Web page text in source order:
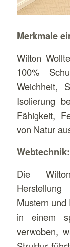
Merkmale
Wilton
100%
Weichheit,
Isolierung
Fähigkeit,
von Natur
Webtechnik:
Die
Mustern und
in einem
verwoben,